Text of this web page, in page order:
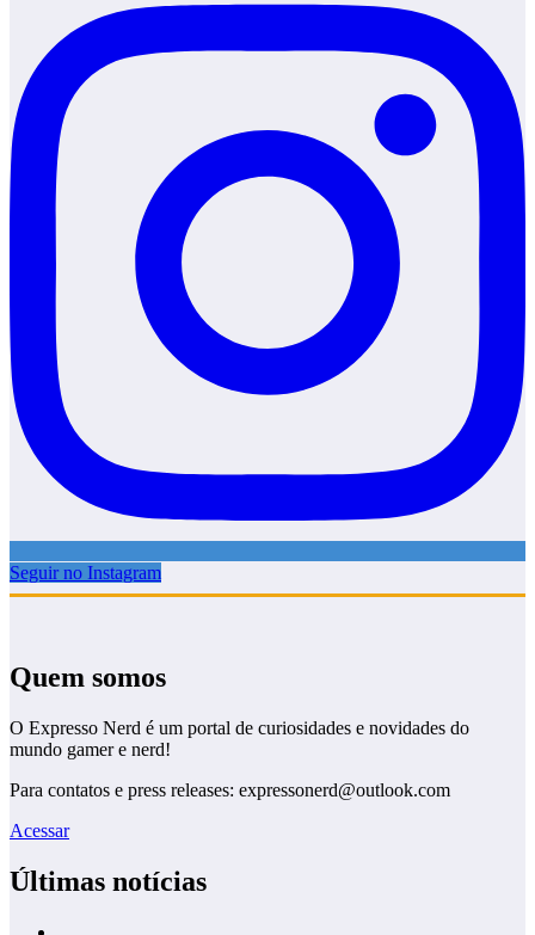
Seguir no Instagram
Quem somos
O Expresso Nerd é um portal de curiosidades e novidades do
mundo gamer e nerd!
Para contatos e press releases: expressonerd@outlook.com
Acessar
Últimas notícias